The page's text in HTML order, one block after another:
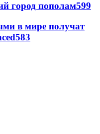
город пополам599
в мире получат
583